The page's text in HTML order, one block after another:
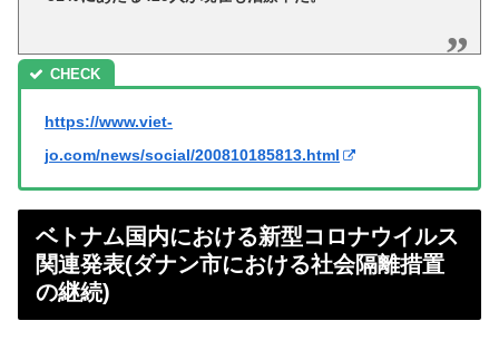
https://www.viet-
jo.com/news/social/200810185813.html
ベトナム国内における新型コロナウイルス
関連発表(ダナン市における社会隔離措置
の継続)